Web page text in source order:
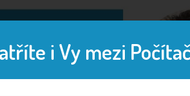
i Vy mezi